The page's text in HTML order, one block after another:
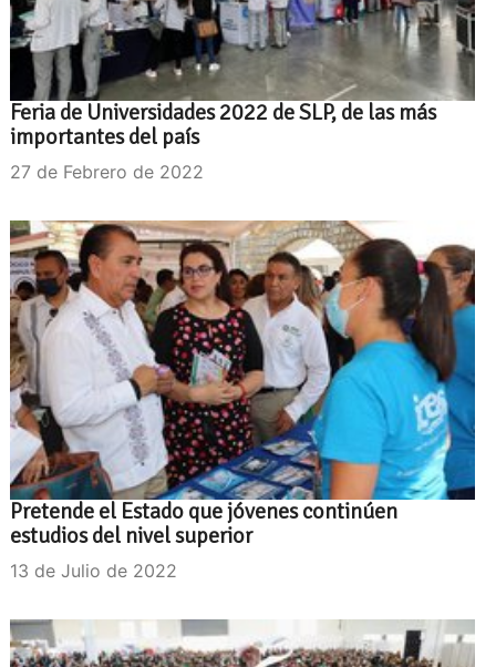
Feria de Universidades 2022 de SLP, de las más
importantes del país
27 de Febrero de 2022
Pretende el Estado que jóvenes continúen
estudios del nivel superior
13 de Julio de 2022